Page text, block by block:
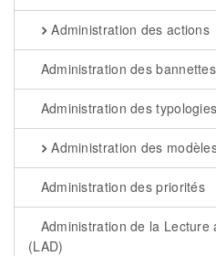
Administration des actions
Administration des bannettes
Administration des
Administration des
Administration des priorités
Administration de la
(LAD)